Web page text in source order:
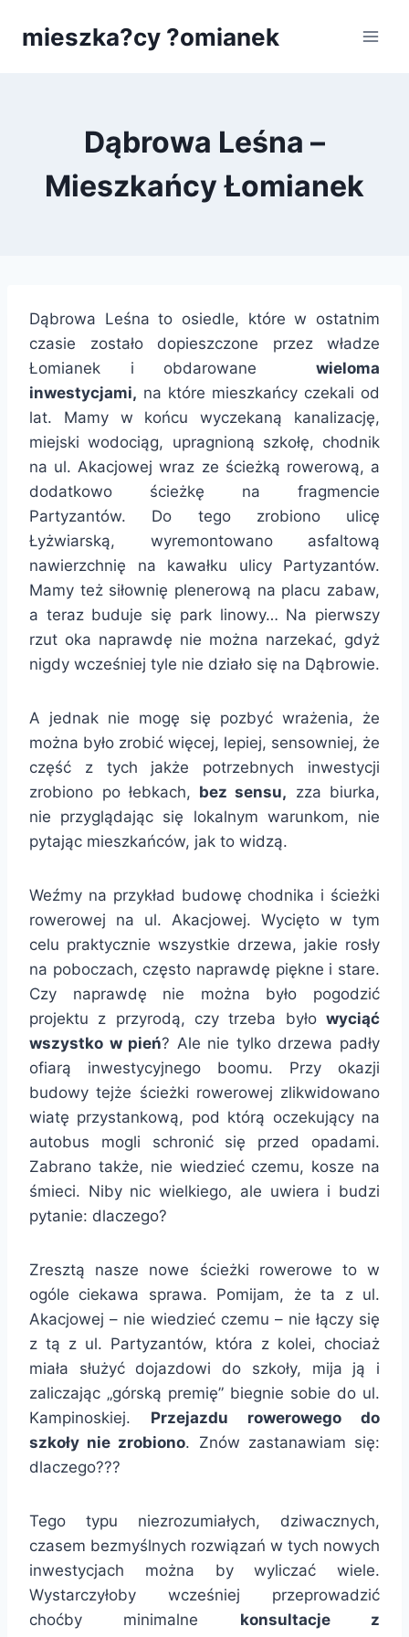
mieszka?cy ?omianek
Dąbrowa Leśna –
Mieszkańcy Łomianek
Dąbrowa Leśna to osiedle, które w ostatnim
czasie zostało dopieszczone przez władze
Łomianek i obdarowane wieloma
inwestycjami, na które mieszkańcy czekali od
lat. Mamy w końcu wyczekaną kanalizację,
miejski wodociąg, upragnioną szkołę, chodnik
na ul. Akacjowej wraz ze ścieżką rowerową, a
dodatkowo ścieżkę na fragmencie
Partyzantów. Do tego zrobiono ulicę
Łyżwiarską, wyremontowano asfaltową
nawierzchnię na kawałku ulicy Partyzantów.
Mamy też siłownię plenerową na placu zabaw,
a teraz buduje się park linowy… Na pierwszy
rzut oka naprawdę nie można narzekać, gdyż
nigdy wcześniej tyle nie działo się na Dąbrowie.
A jednak nie mogę się pozbyć wrażenia, że
można było zrobić więcej, lepiej, sensowniej, że
część z tych jakże potrzebnych inwestycji
zrobiono po łebkach, bez sensu, zza biurka,
nie przyglądając się lokalnym warunkom, nie
pytając mieszkańców, jak to widzą.
Weźmy na przykład budowę chodnika i ścieżki
rowerowej na ul. Akacjowej. Wycięto w tym
celu praktycznie wszystkie drzewa, jakie rosły
na poboczach, często naprawdę piękne i stare.
Czy naprawdę nie można było pogodzić
projektu z przyrodą, czy trzeba było wyciąć
wszystko w pień? Ale nie tylko drzewa padły
ofiarą inwestycyjnego boomu. Przy okazji
budowy tejże ścieżki rowerowej zlikwidowano
wiatę przystankową, pod którą oczekujący na
autobus mogli schronić się przed opadami.
Zabrano także, nie wiedzieć czemu, kosze na
śmieci. Niby nic wielkiego, ale uwiera i budzi
pytanie: dlaczego?
Zresztą nasze nowe ścieżki rowerowe to w
ogóle ciekawa sprawa. Pomijam, że ta z ul.
Akacjowej – nie wiedzieć czemu – nie łączy się
z tą z ul. Partyzantów, która z kolei, chociaż
miała służyć dojazdowi do szkoły, mija ją i
zaliczając „górską premię” biegnie sobie do ul.
Kampinoskiej. Przejazdu rowerowego do
szkoły nie zrobiono. Znów zastanawiam się:
dlaczego???
Tego typu niezrozumiałych, dziwacznych,
czasem bezmyślnych rozwiązań w tych nowych
inwestycjach można by wyliczać wiele.
Wystarczyłoby wcześniej przeprowadzić
choćby minimalne konsultacje z